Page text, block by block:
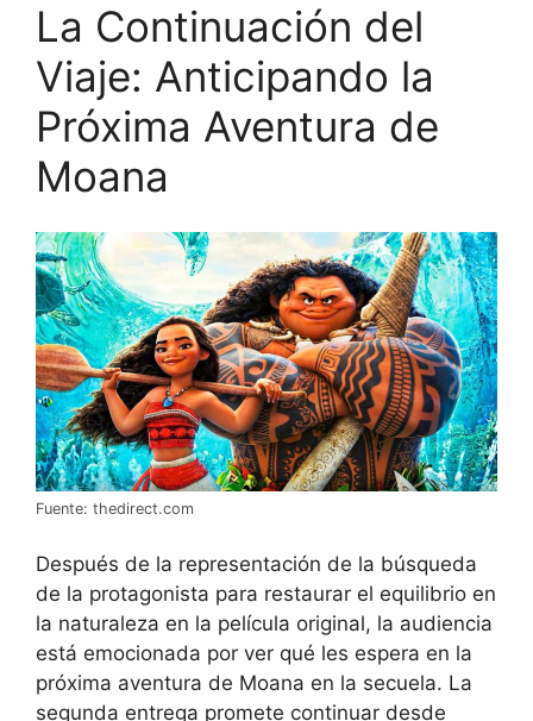
La Continuación del
Viaje: Anticipando la
Próxima Aventura de
Moana
Fuente: thedirect.com
Después de la representación de la búsqueda
de la protagonista para restaurar el equilibrio en
la naturaleza en la película original, la audiencia
está emocionada por ver qué les espera en la
próxima aventura de Moana en la secuela. La
segunda entrega promete continuar desde